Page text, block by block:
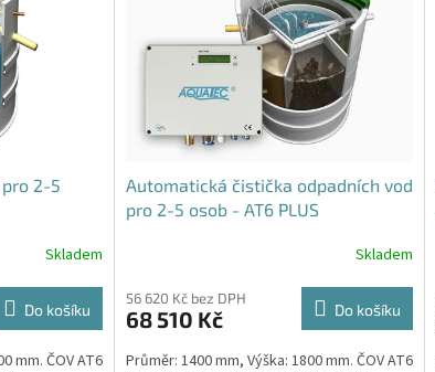
2-5
Skladem
Do košíku
mm. ČOV AT6
Automatická čistička odpadních vod
pro 2-5 osob - AT6 PLUS
produktu
je
z
Skladem
56 620 Kč bez DPH
68 510 Kč Do košíku
Průměr: 1400 mm, Výška: 1800 mm. ČOV AT6